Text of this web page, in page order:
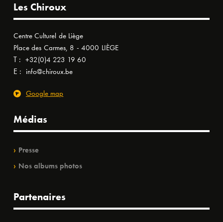
Les Chiroux
Centre Culturel de Liège
Place des Carmes, 8 - 4000 LIÈGE
T : +32(0)4 223 19 60
E : info@chiroux.be
Google map
Médias
Presse
Nos albums photos
Partenaires